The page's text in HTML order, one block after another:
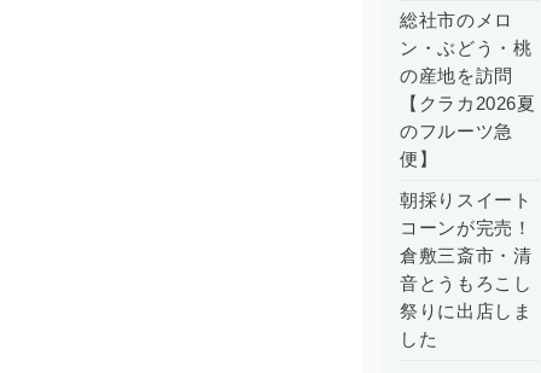
総社市のメロ
ン・ぶどう・桃
の産地を訪問
【クラカ2026夏
のフルーツ急
便】
朝採りスイート
コーンが完売！
倉敷三斎市・清
音とうもろこし
祭りに出店しま
した